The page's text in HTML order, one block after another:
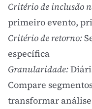
Critério de inclusão
primeiro evento,
Critério de retorno:
específica
Granularidade:
Compare
transformar